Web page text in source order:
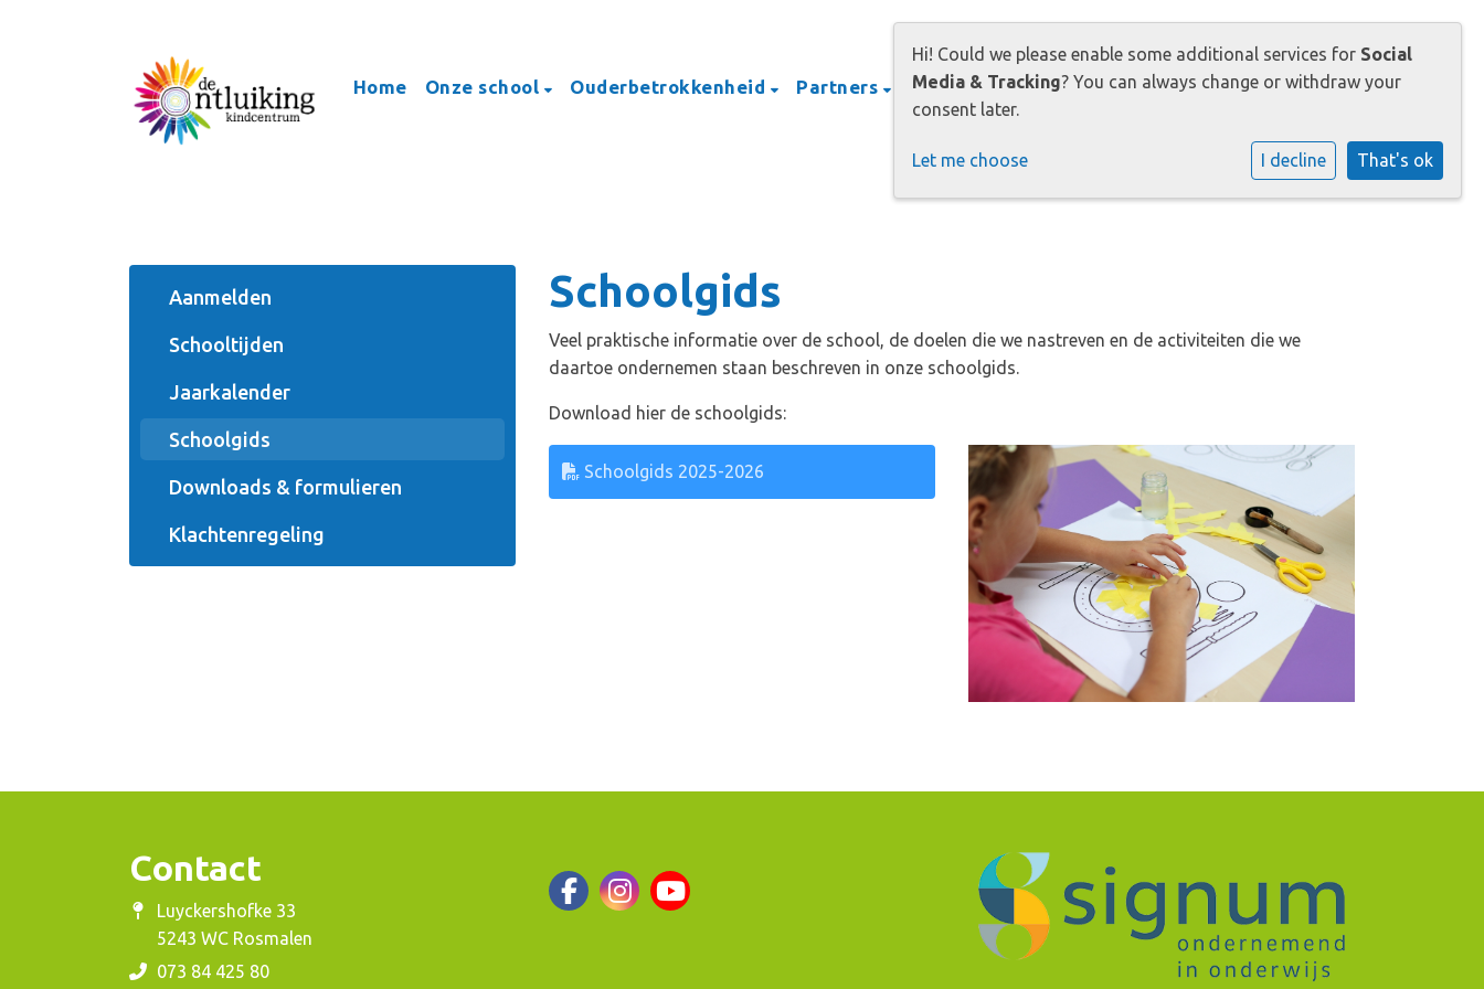
Home Onze school Ouderbetrokkenheid Partners Opvang Praktische informatie Contact
Aanmelden
Schooltijden
Jaarkalender
Schoolgids
Downloads & formulieren
Klachtenregeling
Schoolgids
Veel praktische informatie over de school, de doelen die we nastreven en de activiteiten die we
daartoe ondernemen staan beschreven in onze schoolgids.
Download hier de schoolgids:
Schoolgids 2025-2026
Contact
Luyckershofke 33
5243 WC Rosmalen
073 84 425 80
Hi! Could we please enable some additional services for Social
Media & Tracking? You can always change or withdraw your
consent later.
Let me choose I decline That's ok